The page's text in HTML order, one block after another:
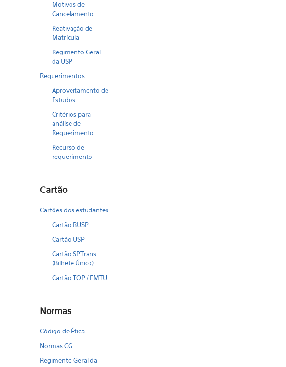
Motivos de
Cancelamento
Reativação de
Matrícula
Regimento Geral
da USP
Requerimentos
Aproveitamento de
Estudos
Critérios para
análise de
Requerimento
Recurso de
requerimento
Cartão
Cartões dos estudantes
Cartão BUSP
Cartão USP
Cartão SPTrans
(Bilhete Único)
Cartão TOP / EMTU
Normas
Código de Ética
Normas CG
Regimento Geral da